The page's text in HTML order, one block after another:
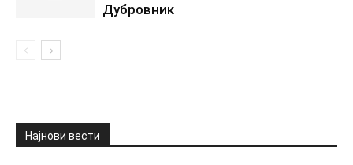
Дубровник
Најнови вести